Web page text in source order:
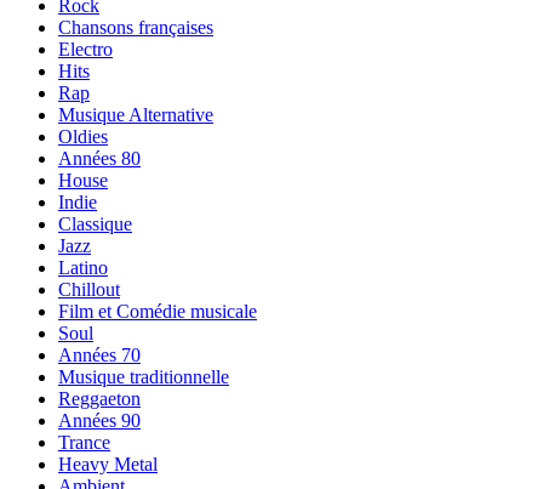
Rock
Chansons françaises
Electro
Hits
Rap
Musique Alternative
Oldies
Années 80
House
Indie
Classique
Jazz
Latino
Chillout
Film et Comédie musicale
Soul
Années 70
Musique traditionnelle
Reggaeton
Années 90
Trance
Heavy Metal